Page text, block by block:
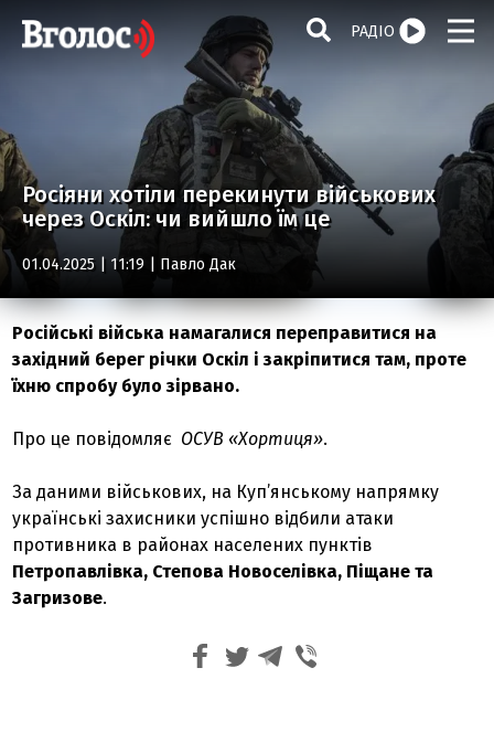
РАДІО
Росіяни хотіли перекинути військових
через Оскіл: чи вийшло їм це
01.04.2025 | 11:19 | Павло Дак
Російські війська намагалися переправитися на
західний берег річки Оскіл і закріпитися там, проте
їхню спробу було зірвано.
Про це повідомляє ОСУВ «Хортиця».
За даними військових, на Куп’янському напрямку
українські захисники успішно відбили атаки
противника в районах населених пунктів
Петропавлівка, Степова Новоселівка, Піщане та
Загризове.